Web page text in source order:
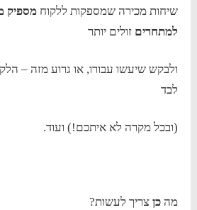
שיחות מכירה שמספקות ללקוח מספיק
למתחרים זולים יותר
ולבקש שיעשו עבורו, או גרוע מזה –
לבד
(ובכל מקרה לא איתכם!) ועוד.
מהכן צריך לעשות?